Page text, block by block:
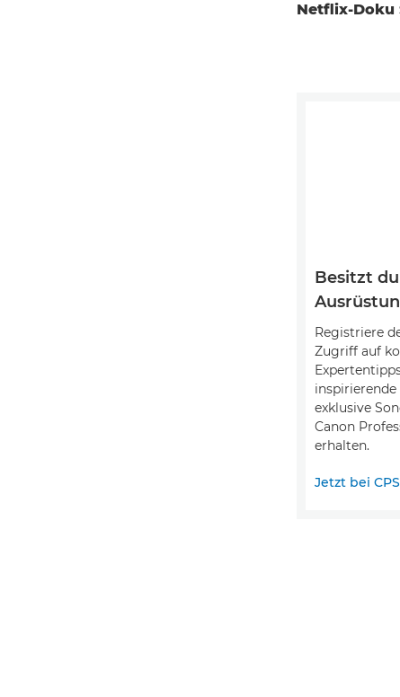
Netflix-Doku
Besitzt
Registriere
Zugriff auf
exklusive
Canon
erhalten.
Jetzt bei